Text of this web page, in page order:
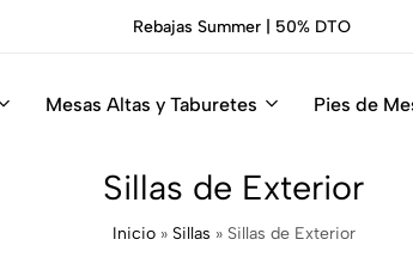
Rebajas Summer | 50% DTO
Mesas Altas y Taburetes Pies de
Sillas de Exterior
Inicio» Sillas » Sillas de Exterior